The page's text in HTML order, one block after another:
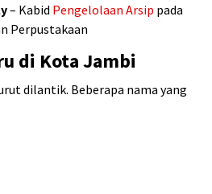
– Kabid Pengelolaan Arsip pada
Perpustakaan
di Kota Jambi
dilantik. Beberapa nama yang